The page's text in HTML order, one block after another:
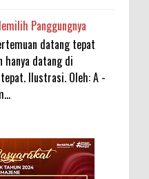
Panggungnya
datang tepat
hanya datang di
Ilustrasi. Oleh: A -